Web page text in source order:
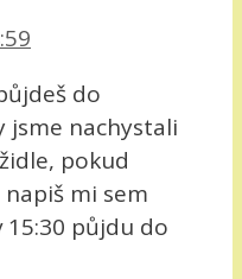
do
jsme nachystali
pokud
mi sem
15:30 půjdu do